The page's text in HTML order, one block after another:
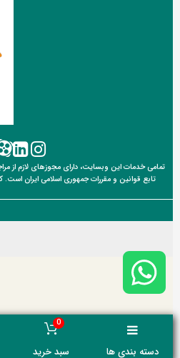
تمامی خدمات این وبسایت، دارای مجوزهای لازم از
تابع قوانینو مقررات جمهوری اسلامی ایران است.
دسته بندی ها
0
سبد خرید